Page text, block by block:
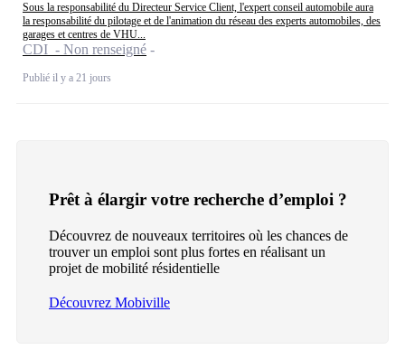
Sous la responsabilité du Directeur Service Client, l'expert conseil automobile aura
la responsabilité du pilotage et de l'animation du réseau des experts automobiles, des
garages et centres de VHU...
CDI - Non renseigné
Publié il y a 21 jours
Prêt à élargir votre recherche d’emploi ?
Découvrez de nouveaux territoires où les chances de
trouver un emploi sont plus fortes en réalisant un
projet de mobilité résidentielle
Découvrez Mobiville